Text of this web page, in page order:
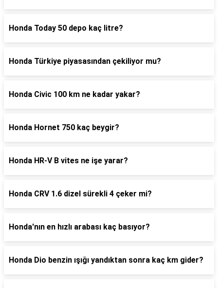
Honda Today 50 depo kaç litre?
Honda Türkiye piyasasından çekiliyor mu?
Honda Civic 100 km ne kadar yakar?
Honda Hornet 750 kaç beygir?
Honda HR-V B vites ne işe yarar?
Honda CRV 1.6 dizel sürekli 4 çeker mi?
Honda'nın en hızlı arabası kaç basıyor?
Honda Dio benzin ışığı yandıktan sonra kaç km gider?